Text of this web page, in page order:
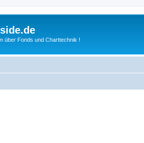
über Fonds und Charttechnik !